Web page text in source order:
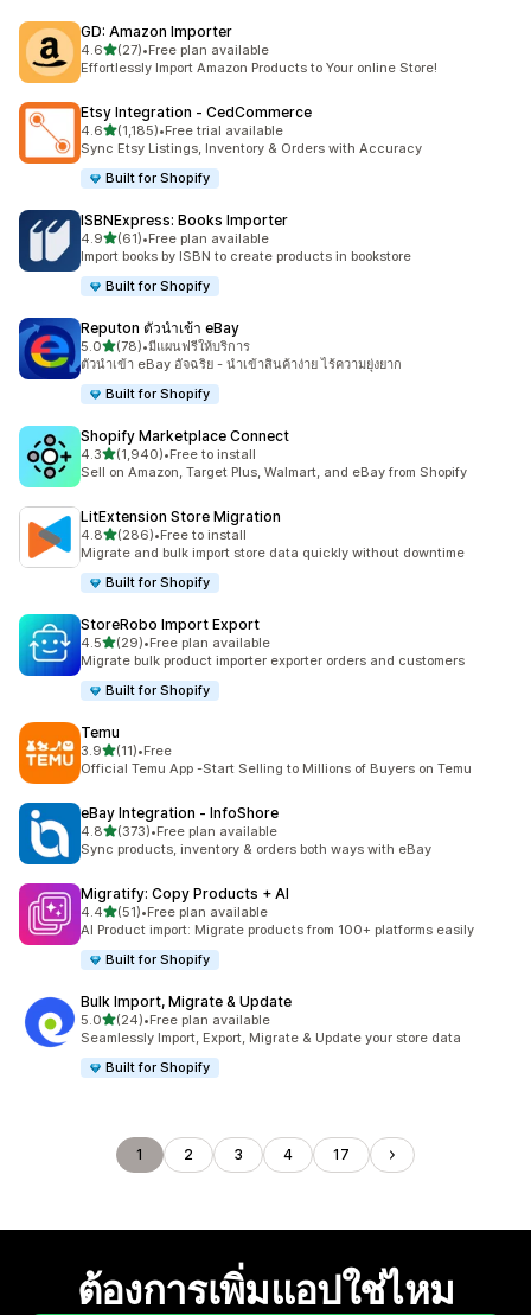
GD: Amazon Importer
4.6เต็ม 5 ดาว
(27)
ทั้งหมด 27 รีวิว
•Free plan available
Effortlessly Import Amazon Products to Your online Store!
Etsy Integration ‑ CedCommerce
4.6เต็ม 5 ดาว
(1,185)
ทั้งหมด 1185 รีวิว
•Free trial available
Sync Etsy Listings, Inventory & Orders with Accuracy
Built for Shopify
ISBNExpress: Books Importer
4.9เต็ม 5 ดาว
(61)
ทั้งหมด 61 รีวิว
•Free plan available
Import books by ISBN to create products in bookstore
Built for Shopify
Reputon ตัวนำเข้า eBay
5.0เต็ม 5 ดาว
(78)
ทั้งหมด 78 รีวิว
•มีแผนฟรีให้บริการ
ตัวนำเข้า eBay อัจฉริย - นำเข้าสินค้าง่าย ไร้ความยุ่งยาก
Built for Shopify
Shopify Marketplace Connect
4.3เต็ม 5 ดาว
(1,940)
ทั้งหมด 1940 รีวิว
•Free to install
Sell on Amazon, Target Plus, Walmart, and eBay from Shopify
LitExtension Store Migration
4.8เต็ม 5 ดาว
(286)
ทั้งหมด 286 รีวิว
•Free to install
Migrate and bulk import store data quickly without downtime
Built for Shopify
StoreRobo Import Export
4.5เต็ม 5 ดาว
(29)
ทั้งหมด 29 รีวิว
•Free plan available
Migrate bulk product importer exporter orders and customers
Built for Shopify
Temu
3.9เต็ม 5 ดาว
(11)
ทั้งหมด 11 รีวิว
•Free
Official Temu App -Start Selling to Millions of Buyers on Temu
eBay Integration ‑ InfoShore
4.8เต็ม 5 ดาว
(373)
ทั้งหมด 373 รีวิว
•Free plan available
Sync products, inventory & orders both ways with eBay
Migratify: Copy Products + AI
4.4เต็ม 5 ดาว
(51)
ทั้งหมด 51 รีวิว
•Free plan available
AI Product import: Migrate products from 100+ platforms easily
Built for Shopify
Bulk Import, Migrate & Update
5.0เต็ม 5 ดาว
(24)
ทั้งหมด 24 รีวิว
•Free plan available
Seamlessly Import, Export, Migrate & Update your store data
Built for Shopify
1 2 3 4 17
ต้องการเพิ่มแอปใช่ไหม